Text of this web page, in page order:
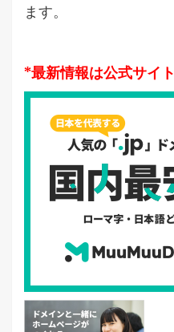
ます。
*最新情報は公式サ